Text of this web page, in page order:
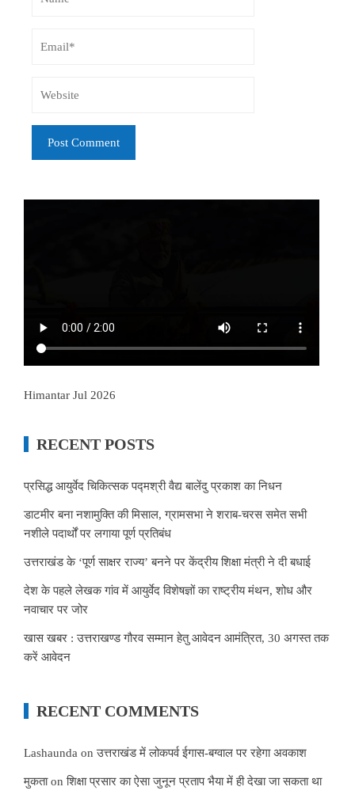
Himantar Jul 2026
RECENT POSTS
प्रसिद्ध आयुर्वेद चिकित्सक पद्मश्री वैद्य बालेंदु प्रकाश का निधन
डाटमीर बना नशामुक्ति की मिसाल, ग्रामसभा ने शराब-चरस समेत सभी
नशीले पदार्थों पर लगाया पूर्ण प्रतिबंध
उत्तराखंड के ‘पूर्ण साक्षर राज्य’ बनने पर केंद्रीय शिक्षा मंत्री ने दी बधाई
देश के पहले लेखक गांव में आयुर्वेद विशेषज्ञों का राष्ट्रीय मंथन, शोध और
नवाचार पर जोर
खास खबर : उत्तराखण्ड गौरव सम्मान हेतु आवेदन आमंत्रित, 30 अगस्त तक
करें आवेदन
RECENT COMMENTS
Lashaunda onउत्तराखंड में लोकपर्व ईगास-बग्वाल पर रहेगा अवकाश
मुकताonशिक्षा प्रसार का ऐसा जुनून प्रताप भैया में ही देखा जा सकता था